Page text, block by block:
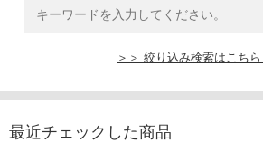
＞＞ 絞り込み検索はこちら
最近チェックした商品